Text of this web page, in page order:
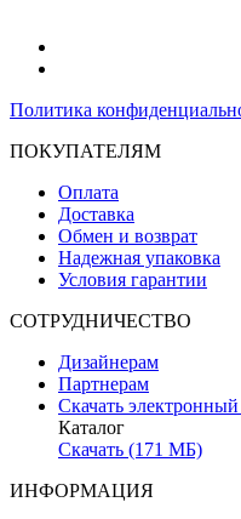
Политика
ПОКУПАТЕЛЯМ
Оплата
Доставка
Обмен и возврат
Надежная упаковка
Условия гарантии
СОТРУДНИЧЕСТВО
Дизайнерам
Партнерам
Скачать
Каталог
Скачать (171 МБ)
ИНФОРМАЦИЯ